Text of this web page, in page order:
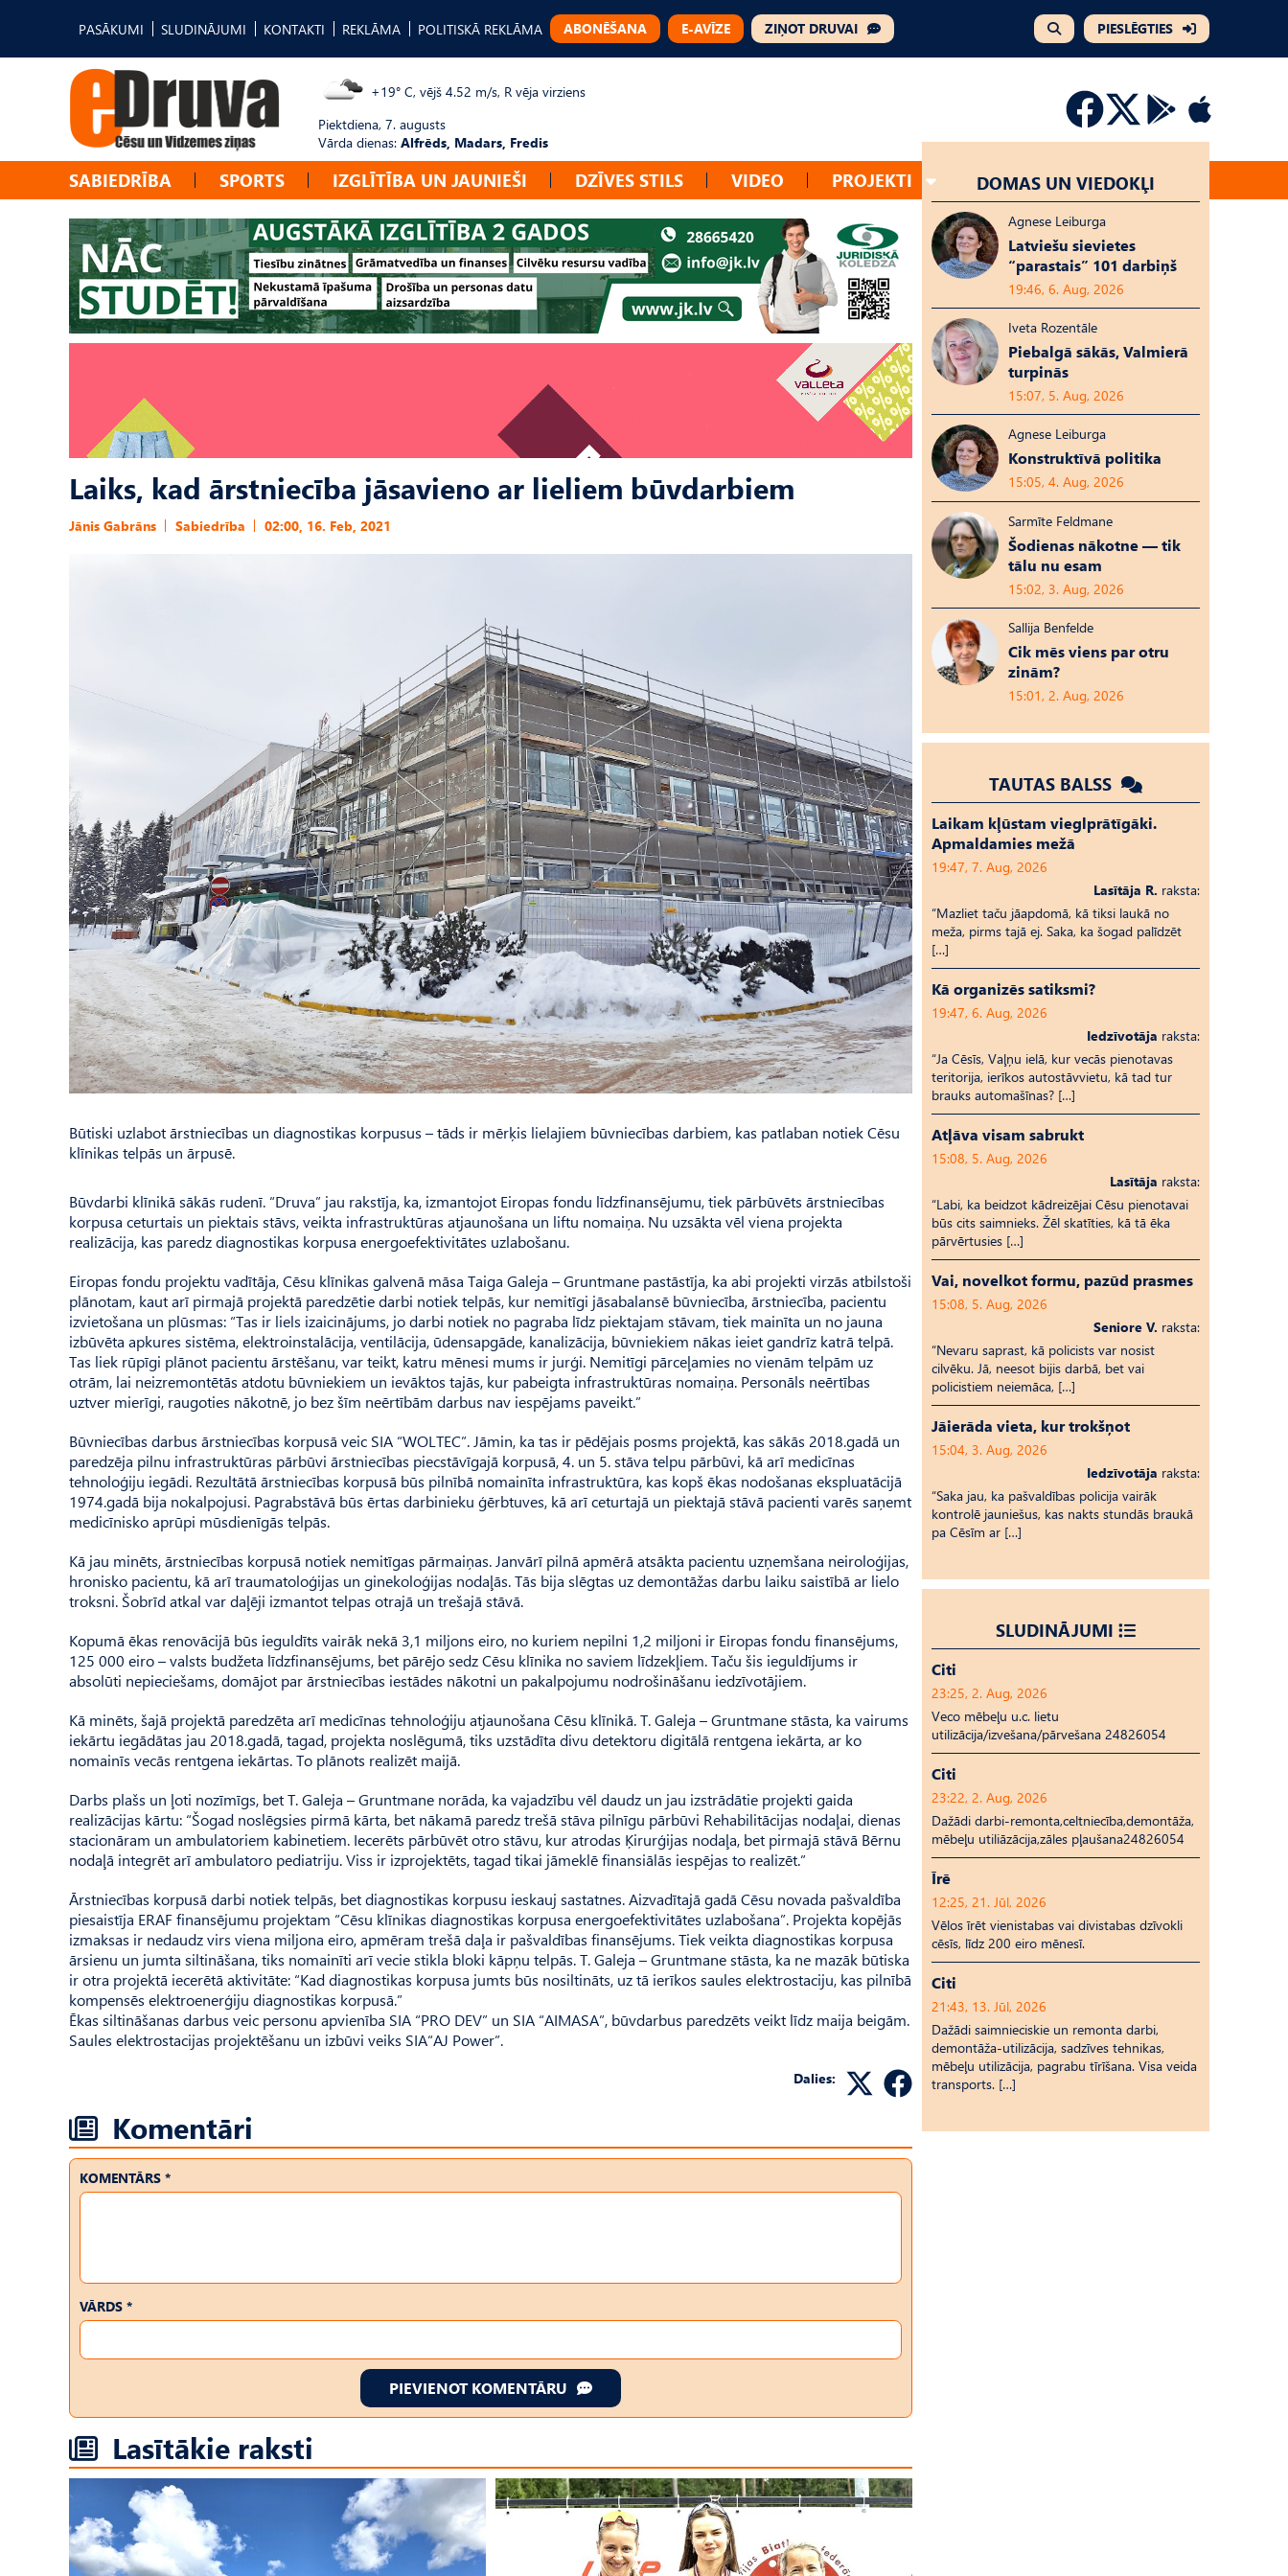
PASĀKUMI SLUDINĀJUMI KONTAKTI REKLĀMA POLITISKĀ REKLĀMA ABONĒŠANA E-AVĪZE ZIŅOT DRUVAI PIESLĒGTIES
+19° C, vējš 4.52 m/s, R vēja virziens
Piektdiena, 7. augusts
Vārda dienas: Alfrēds, Madars, Fredis
SABIEDRĪBA SPORTS IZGLĪTĪBA UN JAUNIEŠI DZĪVES STILS VIDEO PROJEKTI
Laiks, kad ārstniecība jāsavieno ar lieliem būvdarbiem
Jānis Gabrāns Sabiedrība 02:00, 16. Feb, 2021
Būtiski uzlabot ārstniecības un diagnostikas korpusus – tāds ir mērķis lielajiem būvniecības darbiem, kas patlaban notiek Cēsu
klīnikas telpās un ārpusē.
Būvdarbi klīnikā sākās rudenī. “Druva” jau rakstīja, ka, izmantojot Eiropas fondu līdzfinansējumu, tiek pārbūvēts ārst­niecības
korpusa ceturtais un piektais stāvs, veikta infrastruktūras atjaunošana un liftu nomaiņa. Nu uzsākta vēl viena projekta
realizācija, kas paredz diagnostikas korpusa energoefektivitātes uzlabošanu.
Eiropas fondu projektu vadītāja, Cēsu klīnikas galvenā māsa Taiga Galeja – Gruntmane pastāstīja, ka abi projekti virzās atbilstoši
plānotam, kaut arī pirmajā projektā paredzētie darbi notiek telpās, kur nemitīgi jāsabalansē būvniecība, ārstniecība, pacientu
izvietošana un plūsmas: “Tas ir liels izaicinājums, jo darbi notiek no pagraba līdz piektajam stāvam, tiek mainīta un no jauna
izbūvēta apkures sistēma, elektroinstalācija, ventilācija, ūdensapgāde, kanalizācija, būvniekiem nākas ieiet gandrīz katrā telpā.
Tas liek rūpīgi plānot pacientu ārstēšanu, var teikt, katru mēnesi mums ir jurģi. Nemitīgi pārceļamies no vienām telpām uz
otrām, lai neizremontētās atdotu būvniekiem un ievāktos tajās, kur pabeigta infrastruktūras nomaiņa. Personāls neērtības
uztver mierīgi, raugoties nākotnē, jo bez šīm neērtībām darbus nav iespējams paveikt.”
Būvniecības darbus ārstniecības korpusā veic SIA “WOLTEC”. Jāmin, ka tas ir pēdējais posms projektā, kas sākās 2018.gadā un
paredzēja pilnu infrastruktūras pārbūvi ārstniecības piecstāvīgajā korpusā, 4. un 5. stāva telpu pārbūvi, kā arī medicīnas
tehnoloģiju iegādi. Rezultātā ārstniecības korpusā būs pilnībā nomainīta infrastruktūra, kas kopš ēkas nodošanas ekspluatācijā
1974.gadā bija nokalpojusi. Pagrabstāvā būs ērtas darbinieku ģērbtuves, kā arī ceturtajā un piektajā stāvā pacienti varēs saņemt
medicīnisko aprūpi mūsdienīgās telpās.
Kā jau minēts, ārstniecības korpusā notiek nemitīgas pārmaiņas. Janvārī pilnā apmērā atsākta pacientu uzņemšana neiroloģijas,
hronisko pacientu, kā arī traumatoloģijas un ginekoloģijas nodaļās. Tās bija slēgtas uz demontāžas darbu laiku saistībā ar lielo
troksni. Šobrīd atkal var daļēji izmantot telpas otrajā un trešajā stāvā.
Kopumā ēkas renovācijā būs ieguldīts vairāk nekā 3,1 miljons eiro, no kuriem nepilni 1,2 miljoni ir Eiropas fondu finansējums,
125 000 eiro – valsts budžeta līdzfinansējums, bet pārējo sedz Cēsu klīnika no saviem līdzekļiem. Taču šis ieguldījums ir
absolūti nepieciešams, domājot par ārstniecības iestādes nākotni un pakalpojumu nodrošināšanu iedzīvotājiem.
Kā minēts, šajā projektā paredzēta arī medicīnas tehnoloģiju atjaunošana Cēsu klīnikā. T. Ga­leja – Gruntmane stāsta, ka vairums
iekārtu iegādātas jau 2018.gadā, tagad, projekta noslēgumā, tiks uzstādīta divu detektoru digitālā rentgena iekārta, ar ko
nomainīs vecās rentgena iekārtas. To plānots realizēt maijā.
Darbs plašs un ļoti nozīmīgs, bet T. Galeja – Gruntmane norāda, ka vajadzību vēl daudz un jau izstrādātie projekti gaida
realizācijas kārtu: “Šogad noslēgsies pirmā kārta, bet nākamā paredz trešā stāva pilnīgu pārbūvi Rehabilitācijas nodaļai, dienas
stacionāram un ambulatoriem kabinetiem. Iecerēts pārbūvēt otro stāvu, kur atrodas Ķirurģijas nodaļa, bet pirmajā stāvā Bērnu
nodaļā integrēt arī ambulatoro pediatriju. Viss ir izprojektēts, tagad tikai jāmeklē finansiālās iespējas to realizēt.”
Ārstniecības korpusā darbi notiek telpās, bet diagnostikas korpusu ieskauj sastatnes. Aizvadītajā gadā Cēsu novada pašvaldība
piesaistīja ERAF finansējumu projektam “Cēsu klīnikas diagnostikas korpusa energoefektivitātes uzlabošana”. Projekta kopējās
izmaksas ir nedaudz virs viena miljona eiro, apmēram trešā daļa ir pašvaldības finansējums. Tiek veikta diagnostikas korpusa
ārsienu un jumta siltināšana, tiks nomainīti arī vecie stikla bloki kāpņu telpās. T. Galeja – Gruntmane stāsta, ka ne mazāk būtiska
ir otra projektā iecerētā aktivitāte: “Kad diagnostikas korpusa jumts būs nosiltināts, uz tā ierīkos saules elektrostaciju, kas pilnībā
kompensēs elektroenerģiju diagnostikas korpusā.”
Ēkas siltināšanas darbus veic personu apvienība SIA “PRO DEV” un SIA “AIMASA”, būvdarbus paredzēts veikt līdz maija beigām.
Saules elektrostacijas projektēšanu un izbūvi veiks SIA“AJ Power”.
Dalies:
Komentāri
KOMENTĀRS *
VĀRDS *
PIEVIENOT KOMENTĀRU
Lasītākie raksti
DOMAS UN VIEDOKĻI
Agnese Leiburga
Latviešu sievietes
“parastais” 101 darbiņš
19:46, 6. Aug, 2026
Iveta Rozentāle
Piebalgā sākās, Valmierā
turpinās
15:07, 5. Aug, 2026
Agnese Leiburga
Konstruktīvā politika
15:05, 4. Aug, 2026
Sarmīte Feldmane
Šodienas nākotne — tik
tālu nu esam
15:02, 3. Aug, 2026
Sallija Benfelde
Cik mēs viens par otru
zinām?
15:01, 2. Aug, 2026
TAUTAS BALSS
Laikam kļūstam vieglprātīgāki.
Apmaldamies mežā
19:47, 7. Aug, 2026
Lasītāja R. raksta:
“Mazliet taču jāapdomā, kā tiksi laukā no
meža, pirms tajā ej. Saka, ka šogad palīdzēt
[…]
Kā organizēs satiksmi?
19:47, 6. Aug, 2026
Iedzīvotāja raksta:
“Ja Cēsīs, Vaļņu ielā, kur vecās pienotavas
teritorija, ierīkos autostāvvietu, kā tad tur
brauks automašīnas? […]
Atļāva visam sabrukt
15:08, 5. Aug, 2026
Lasītāja raksta:
“Labi, ka beidzot kādreizējai Cēsu pienotavai
būs cits saimnieks. Žēl skatīties, kā tā ēka
pārvērtusies […]
Vai, novelkot formu, pazūd prasmes
15:08, 5. Aug, 2026
Seniore V. raksta:
“Nevaru saprast, kā policists var nosist
cilvēku. Jā, neesot bijis darbā, bet vai
policistiem neiemāca, […]
Jāierāda vieta, kur trokšņot
15:04, 3. Aug, 2026
Iedzīvotāja raksta:
“Saka jau, ka pašvaldības policija vairāk
kontrolē jauniešus, kas nakts stundās braukā
pa Cēsīm ar […]
SLUDINĀJUMI
Citi
23:25, 2. Aug, 2026
Veco mēbeļu u.c. lietu
utilizācija/izvešana/pārvešana 24826054
Citi
23:22, 2. Aug, 2026
Dažādi darbi-remonta,celtniecība,demontāža,
mēbeļu utiliāzācija,zāles pļaušana24826054
Īrē
12:25, 21. Jūl, 2026
Vēlos īrēt vienistabas vai divistabas dzīvokli
cēsīs, līdz 200 eiro mēnesī.
Citi
21:43, 13. Jūl, 2026
Dažādi saimnieciskie un remonta darbi,
demontāža-utilizācija, sadzīves tehnikas,
mēbeļu utilizācija, pagrabu tīrīšana. Visa veida
transports. […]